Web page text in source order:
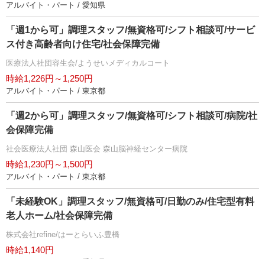
アルバイト・パート / 愛知県
「週1から可」調理スタッフ/無資格可/シフト相談可/サービ
ス付き高齢者向け住宅/社会保障完備
医療法人社団容生会/ようせいメディカルコート
時給1,226円～1,250円
アルバイト・パート / 東京都
「週2から可」調理スタッフ/無資格可/シフト相談可/病院/社
会保障完備
社会医療法人社団 森山医会 森山脳神経センター病院
時給1,230円～1,500円
アルバイト・パート / 東京都
「未経験OK」調理スタッフ/無資格可/日勤のみ/住宅型有料
老人ホーム/社会保障完備
株式会社refine/はーとらいふ豊橋
時給1,140円